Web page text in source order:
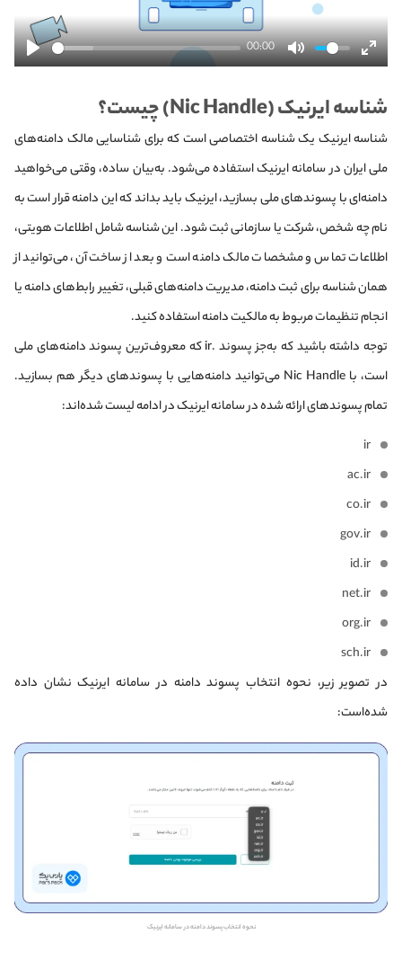
00:00
شناسه ایرنیک (Nic Handle) چیست؟
شناسه ایرنیک یک شناسه اختصاصی است که برای شناسایی مالک دامنه‌های
ملی ایران در سامانه ایرنیک استفاده می‌شود. به‌بیان ساده، وقتی می‌خواهید
دامنه‌ای با پسوندهای ملی بسازید، ایرنیک باید بداند که این دامنه قرار است به
نام چه شخص، شرکت یا سازمانی ثبت شود. این شناسه شامل اطلاعات هویتی،
اطلاعات تماس و مشخصات مالک دامنه است و بعد از ساخت آن، می‌توانید از
همان شناسه برای ثبت دامنه، مدیریت دامنه‌های قبلی، تغییر رابط‌های دامنه یا
انجام تنظیمات مربوط به مالکیت دامنه استفاده کنید.
توجه داشته باشید که به‌جز پسوند .ir که معروف‌ترین پسوند دامنه‌های ملی
است، با Nic Handle می‌توانید دامنه‌هایی با پسوندهای دیگر هم بسازید.
تمام پسوندهای ارائه شده در سامانه ایرنیک در ادامه لیست شده‌اند:
ir
ac.ir
co.ir
gov.ir
id.ir
net.ir
org.ir
sch.ir
در تصویر زیر، نحوه انتخاب پسوند دامنه در سامانه ایرنیک نشان داده
شده‌است:
نحوه انتخاب پسوند دامنه در سامانه ایرنیک